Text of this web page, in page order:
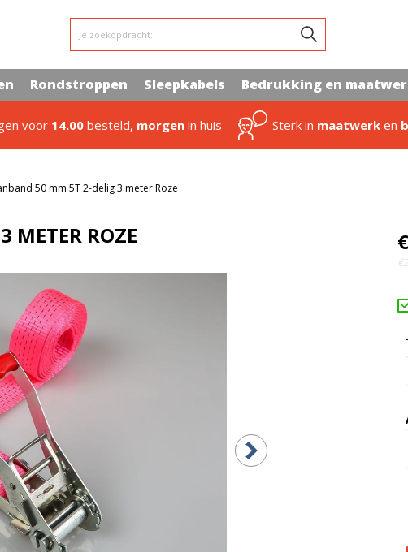
Je zoekopdracht:
Rondstroppen Sleepkabels Bedrukking en
voor 14.00 besteld, morgen in huis Sterk in maatwerk en
50 mm 5T 2-delig 3 meter Roze
METER ROZE